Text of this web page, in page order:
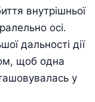
внутрішньої
осі.
дальності дії
щоб одна
у